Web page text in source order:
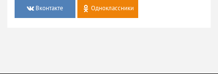
Вконтакте Одноклассники